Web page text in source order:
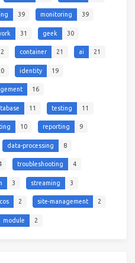
39 monitoring 39
31 geek 30
container 21 ai 21
identity 19
16
11 testing 11
10 reporting 9
data-processing 8
troubleshooting 4
3 streaming 3
2 site-management 2
module 2